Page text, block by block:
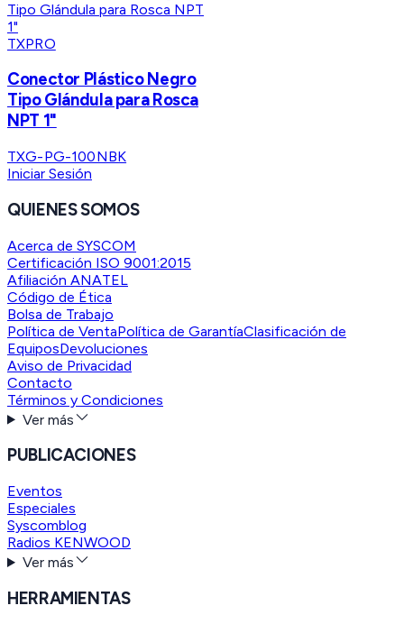
TXPRO
Conector Plástico Negro
Tipo Glándula para Rosca
NPT 1"
TXG-PG-100NBK
Iniciar Sesión
QUIENES SOMOS
Acerca de SYSCOM
Certificación ISO 9001:2015
Afiliación ANATEL
Código de Ética
Bolsa de Trabajo
Política de VentaPolítica de GarantíaClasificación de
EquiposDevoluciones
Aviso de Privacidad
Contacto
Términos y Condiciones
Ver más
PUBLICACIONES
Eventos
Especiales
Syscomblog
Radios KENWOOD
Ver más
HERRAMIENTAS